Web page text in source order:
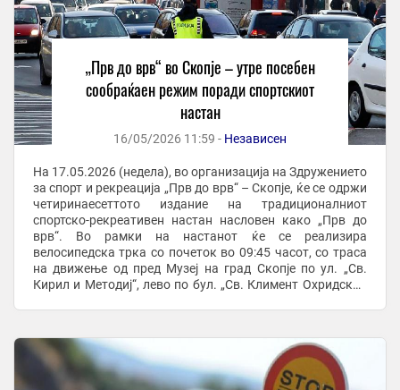
„Прв до врв“ во Скопје – утре посебен
сообраќаен режим поради спортскиот
настан
16/05/2026 11:59 - Независен
На 17.05.2026 (недела), во организација на Здружението
за спорт и рекреација „Прв до врв“ – Скопје, ќе се одржи
четиринаесеттото издание на традиционалниот
спортско-рекреативен настан насловен како „Прв до
врв“. Во рамки на настанот ќе се реализира
велосипедска трка со почеток во 09:45 часот, со траса
на движење од пред Музеј на град Скопје по ул. „Св.
Кирил и Методиј“, лево по бул. „Св. Климент Охридски“,